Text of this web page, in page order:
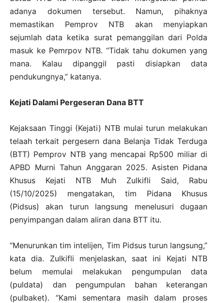
adanya dokumen tersebut. Namun, pihaknya
memastikan Pemprov NTB akan menyiapkan
sejumlah data ketika surat pemanggilan dari Polda
masuk ke Pemrpov NTB. “Tidak tahu dokumen yang
mana. Kalau dipanggil pasti disiapkan data
pendukungnya,” katanya.
Kejati Dalami Pergeseran Dana BTT
Kejaksaan Tinggi (Kejati) NTB mulai turun melakukan
telaah terkait pergesern dana Belanja Tidak Terduga
(BTT) Pemprov NTB yang mencapai Rp500 miliar di
APBD Murni Tahun Anggaran 2025. Asisten Pidana
Khusus Kejati NTB Muh Zulkifli Said, Rabu
(15/10/2025) mengatakan, tim Pidana Khusus
(Pidsus) akan turun langsung menelusuri dugaan
penyimpangan dalam aliran dana BTT itu.
“Menurunkan tim intelijen, Tim Pidsus turun langsung,”
kata dia. Zulkifli menjelaskan, saat ini Kejati NTB
belum memulai melakukan pengumpulan data
(puldata) dan pengumpulan bahan keterangan
(pulbaket). “Kami sementara masih dalam proses